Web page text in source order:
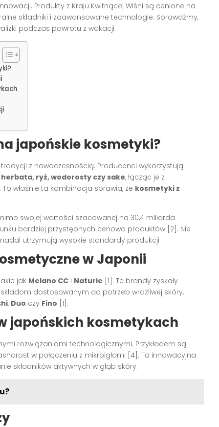
Produkty z Kraju Kwitnącej Wiśni są cenione na
składniki i zaawansowane technologie. Sprawdźmy,
podczas powrotu z wakacji.
japońskie kosmetyki?
z nowoczesnością. Producenci wykorzystują
ryż, wodorosty czy sake, łącząc je z
właśnie ta kombinacja sprawia, że kosmetyki z
swojej wartości szacowanej na 30,4 miliarda
bardziej przystępnych cenowo produktów [2]. Nie
utrzymują wysokie standardy produkcji.
w Japonii
jak Melano CC i Naturie [1]. Te brandy zyskały
dostosowanym do potrzeb wrażliwej skóry.
, Duo czy Fino [1].
japońskich kosmetykach
rozwiązaniami technologicznymi. Przykładem są
w połączeniu z mikroigłami [4]. Ta innowacyjna
składników aktywnych w głąb skóry.